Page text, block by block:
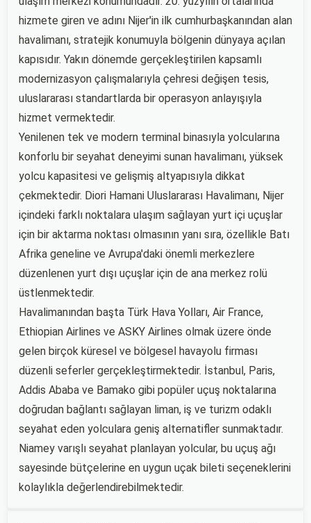
hizmete giren ve adını Nijer'in ilk cumhurbaşkanından alan
havalimanı, stratejik konumuyla bölgenin dünyaya açılan
kapısıdır. Yakın dönemde gerçekleştirilen kapsamlı
modernizasyon çalışmalarıyla çehresi değişen tesis,
uluslararası standartlarda bir operasyon anlayışıyla
hizmet vermektedir.
Yenilenen tek ve modern terminal binasıyla yolcularına
konforlu bir seyahat deneyimi sunan havalimanı, yüksek
yolcu kapasitesi ve gelişmiş altyapısıyla dikkat
çekmektedir. Diori Hamani Uluslararası Havalimanı, Nijer
içindeki farklı noktalara ulaşım sağlayan yurt içi uçuşlar
için bir aktarma noktası olmasının yanı sıra, özellikle Batı
Afrika geneline ve Avrupa'daki önemli merkezlere
düzenlenen yurt dışı uçuşlar için de ana merkez rolü
üstlenmektedir.
Havalimanından başta Türk Hava Yolları, Air France,
Ethiopian Airlines ve ASKY Airlines olmak üzere önde
gelen birçok küresel ve bölgesel havayolu firması
düzenli seferler gerçekleştirmektedir. İstanbul, Paris,
Addis Ababa ve Bamako gibi popüler uçuş noktalarına
doğrudan bağlantı sağlayan liman, iş ve turizm odaklı
seyahat eden yolculara geniş alternatifler sunmaktadır.
Niamey varışlı seyahat planlayan yolcular, bu uçuş ağı
sayesinde bütçelerine en uygun uçak bileti seçeneklerini
kolaylıkla değerlendirebilmektedir.